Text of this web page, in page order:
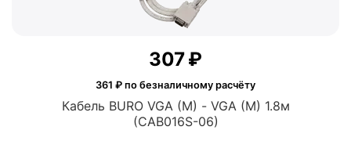
Кабель BURO VGA (M) - VGA (M) 1.8м
(CAB016S-06)
‍307‍₽
361 ₽ по безналичному расчёту